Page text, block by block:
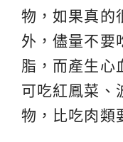
物，如果真的
外，儘量不要
脂，而產生心
可吃紅鳳菜
物，比吃肉類